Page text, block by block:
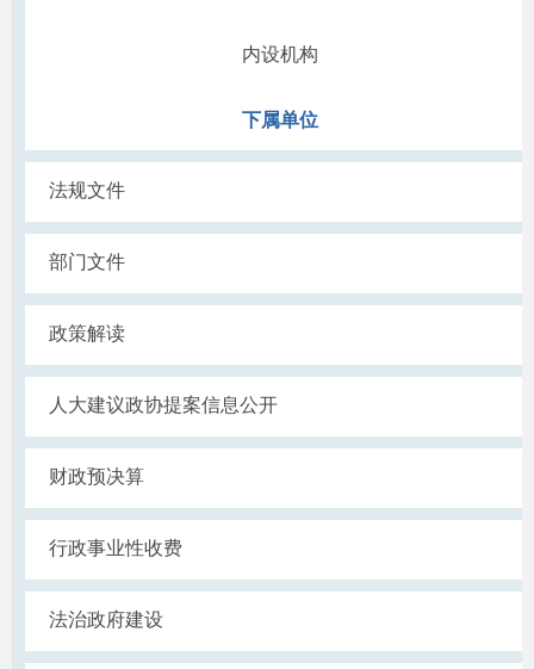
内设机构
下属单位
法规文件
部门文件
政策解读
人大建议政协提案信息公开
财政预决算
行政事业性收费
法治政府建设